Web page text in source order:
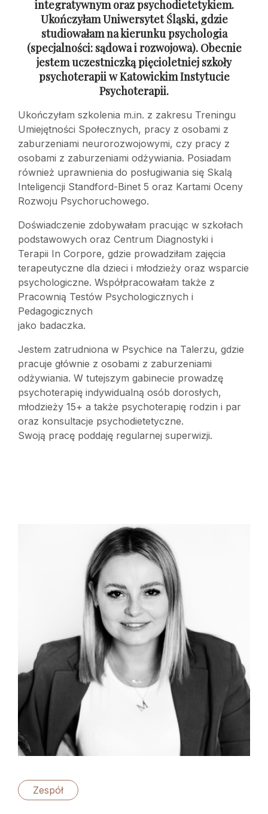
integratywnym oraz psychodietetykiem.
Ukończyłam Uniwersytet Śląski, gdzie
studiowałam na kierunku psychologia
(specjalności: sądowai rozwojowa). Obecnie
jestem uczestniczką pięcioletniej szkoły
psychoterapiiw Katowickim Instytucie
Psychoterapii.
Ukończyłam szkolenia m.in. z zakresu Treningu
Umiejętności Społecznych, pracy z osobami z
zaburzeniami neurorozwojowymi, czy pracy z
osobami z zaburzeniami odżywiania. Posiadam
również uprawnienia do posługiwania się Skalą
Inteligencji Standford-Binet 5 oraz Kartami Oceny
Rozwoju Psychoruchowego.
Doświadczenie zdobywałam pracując w szkołach
podstawowych oraz Centrum Diagnostyki i
Terapii In Corpore, gdzie prowadziłam zajęcia
terapeutyczne dla dzieci i młodzieży oraz wsparcie
psychologiczne. Współpracowałam także z
Pracownią Testów Psychologicznych i
Pedagogicznych
jako badaczka.
Jestem zatrudniona w Psychice na Talerzu, gdzie
pracuje głównie z osobami z zaburzeniami
odżywiania. W tutejszym gabinecie prowadzę
psychoterapię indywidualną osób dorosłych,
młodzieży 15+ a także psychoterapię rodzin i par
oraz konsultacje psychodietetyczne.
Swoją pracę poddaję regularnej superwizji.
Zespół